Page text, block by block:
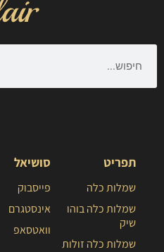
תפריט
שמלות כלה
שמלות כלה בוהו
שיק
שמלות כלה זולות
סושיאל
פייסבוק
אינסטגרם
וואטסאפ